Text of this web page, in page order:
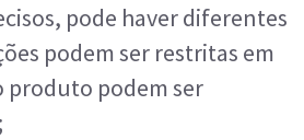
pode haver diferentes
podem ser restritas em
produto podem ser